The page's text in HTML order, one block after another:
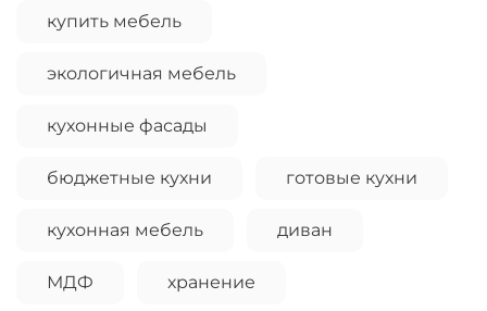
купить мебель
экологичная мебель
кухонные фасады
бюджетные кухни готовые кухни
кухонная мебель диван
МДФ хранение